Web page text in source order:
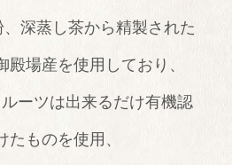
、深蒸し茶から精製された
殿場産を使用しており、
ーツは出来るだけ有機認
たものを使用、
」
」
ェニーチェ」